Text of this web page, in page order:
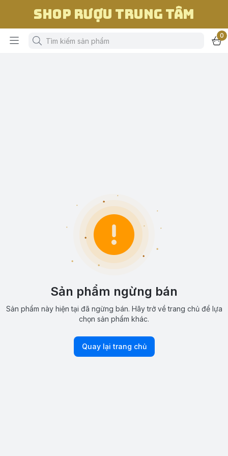
Shop Rượu Trung Tâm
0
Sản phẩm ngừng bán
Sản phẩm này hiện tại đã ngừng bán. Hãy trở về trang chủ để lựa
chọn sản phẩm khác.
Quay lại trang chủ